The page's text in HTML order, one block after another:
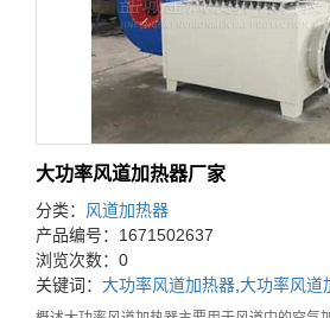
大功率风道加热器厂家
分类： 风道加热器
产品编号：1671502637
浏览次数：0
关键词： 大功率风道加热器 大功率风道